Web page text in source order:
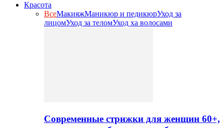
Красота
ВсеМакияжМаникюр и педикюрУход за
лицомУход за теломУход ха волосами
Современные стрижки для женщин 60+,